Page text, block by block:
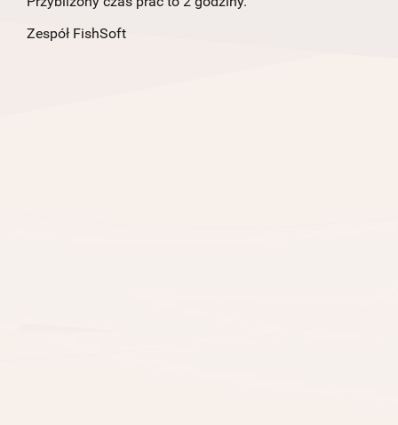
Zespół FishSoft